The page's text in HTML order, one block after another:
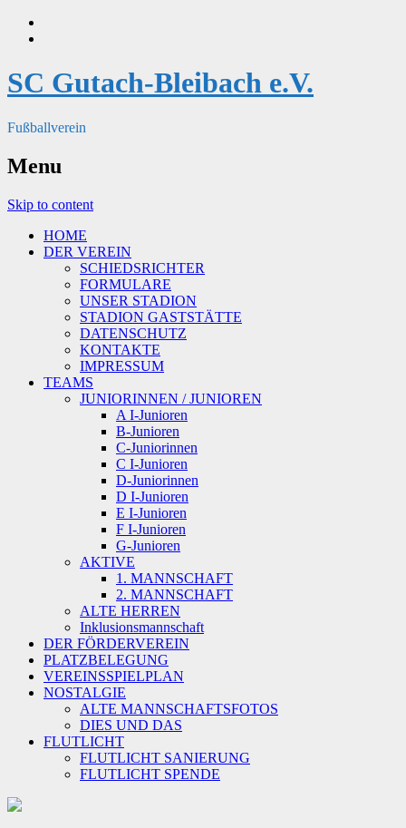
SC Gutach-Bleibach e.V.
Fußballverein
Menu
Skip to content
HOME
DER VEREIN
SCHIEDSRICHTER
FORMULARE
UNSER STADION
STADION GASTSTÄTTE
DATENSCHUTZ
KONTAKTE
IMPRESSUM
TEAMS
JUNIORINNEN / JUNIOREN
A I-Junioren
B-Junioren
C-Juniorinnen
C I-Junioren
D-Juniorinnen
D I-Junioren
E I-Junioren
F I-Junioren
G-Junioren
AKTIVE
1. MANNSCHAFT
2. MANNSCHAFT
ALTE HERREN
Inklusionsmannschaft
DER FÖRDERVEREIN
PLATZBELEGUNG
VEREINSSPIELPLAN
NOSTALGIE
ALTE MANNSCHAFTSFOTOS
DIES UND DAS
FLUTLICHT
FLUTLICHT SANIERUNG
FLUTLICHT SPENDE